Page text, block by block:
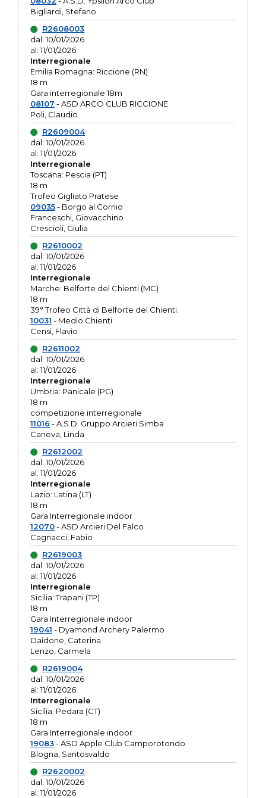
Bigliardi, Stefano
R2608003
dal: 10/01/2026
al: 11/01/2026
Interregionale
Emilia Romagna: Riccione (RN)
18 m
Gara interregionale 18m
08107 - ASD ARCO CLUB RICCIONE
Poli, Claudio
R2609004
dal: 10/01/2026
al: 11/01/2026
Interregionale
Toscana: Pescia (PT)
18 m
Trofeo Gigliato Pratese
09035- Borgo al Cornio
Franceschi, Giovacchino
Crescioli, Giulia
R2610002
dal: 10/01/2026
al: 11/01/2026
Interregionale
Marche: Belforte del Chienti (MC)
18 m
39° Trofeo Città di Belforte del Chienti.
10031 - Medio Chienti
Censi, Flavio
R2611002
dal: 10/01/2026
al: 11/01/2026
Interregionale
Umbria: Panicale (PG)
18 m
competizione interregionale
11016 - A.S.D. Gruppo Arcieri Simba
Caneva, Linda
R2612002
dal: 10/01/2026
al: 11/01/2026
Interregionale
Lazio: Latina (LT)
18 m
Gara Interregionale indoor
12070- ASD Arcieri Del Falco
Cagnacci, Fabio
R2619003
dal: 10/01/2026
al: 11/01/2026
Interregionale
Sicilia: Trapani (TP)
18 m
Gara Interregionale indoor
19041 - Dyamond Archery Palermo
Daidone, Caterina
Lenzo, Carmela
R2619004
dal: 10/01/2026
al: 11/01/2026
Interregionale
Sicilia: Pedara (CT)
18 m
Gara Interregionale indoor
19083- ASD Apple Club Camporotondo
Blogna, Santosvaldo
R2620002
dal: 10/01/2026
al: 11/01/2026